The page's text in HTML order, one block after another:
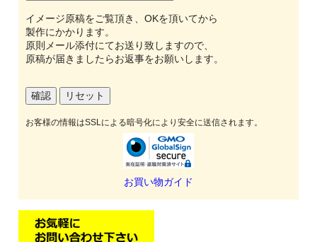
イメージ原稿をご覧頂き、OKを頂いてから
製作にかかります。
原則メール添付にてお送り致しますので、
原稿が届きましたらお返事をお願いします。
お客様の情報はSSLによる暗号化により安全に送信されます。
お買い物ガイド